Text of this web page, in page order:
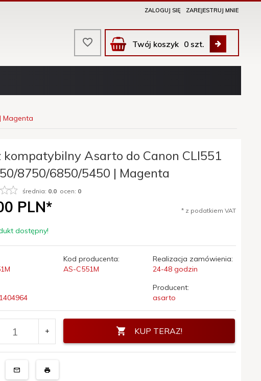
ZALOGUJ SIĘ ZAREJESTRUJ MNIE
Twój koszyk 0szt.
Magenta
kompatybilny Asarto do Canon CLI551
8750/6850/5450 | Magenta
średnia: 0.0ocen: 0
PLN* * z podatkiem VAT
dostępny!
Kod producenta:
AS-C551M
Realizacja zamówienia:
24-48 godzin
Producent:
asarto
KUP TERAZ!